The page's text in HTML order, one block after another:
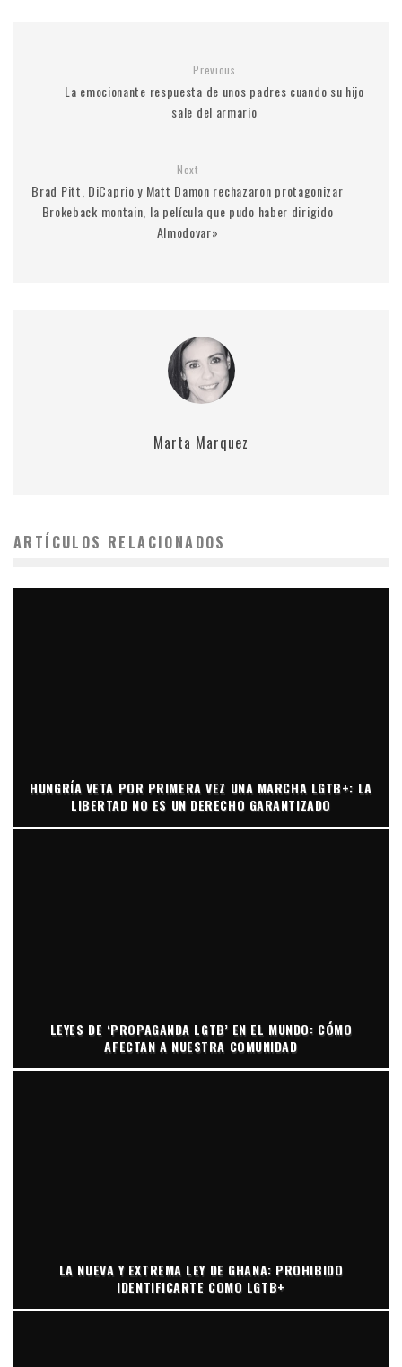
Previous
La emocionante respuesta de unos padres cuando su hijo
sale del armario
Next
Brad Pitt, DiCaprio y Matt Damon rechazaron protagonizar
Brokeback montain, la película que pudo haber dirigido
Almodovar»
Marta Marquez
ARTÍCULOS RELACIONADOS
HUNGRÍA VETA POR PRIMERA VEZ UNA MARCHA LGTB+: LA
LIBERTAD NO ES UN DERECHO GARANTIZADO
LEYES DE ‘PROPAGANDA LGTB’ EN EL MUNDO: CÓMO
AFECTAN A NUESTRA COMUNIDAD
LA NUEVA Y EXTREMA LEY DE GHANA: PROHIBIDO
IDENTIFICARTE COMO LGTB+